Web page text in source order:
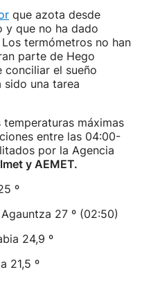
que azota desde
y que no ha dado
termómetros no han
parte de Hego
conciliar el sueño
sido una tarea
máximas
entre las 04:00-
por la Agencia
y AEMET.
º
27 º (02:50)
24,9 º
21,5 º